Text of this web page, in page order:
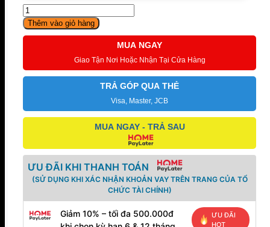
Đàn
Piano
Điện
Yamaha
số
Thêm vào giỏ hàng
MUA NGAY
Giao Tận Nơi Hoặc Nhận Tại Cửa Hàng
TRẢ GÓP QUA THẺ
Visa, Master, JCB
MUA NGAY - TRẢ SAU
ƯU ĐÃI KHI THANH TOÁN
(SỬ DỤNG KHI XÁC NHẬN KHOẢN VAY TRÊN TRANG CỦA TỔ
CHỨC TÀI CHÍNH)
Giảm 10% – tối đa 500.000đ
ƯU ĐÃI
HOT